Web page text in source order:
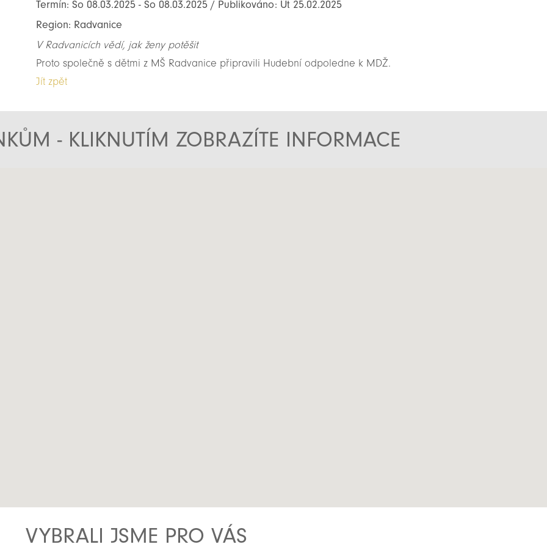
Termín: So 08.03.2025 - So 08.03.2025 / Publikováno: Út 25.02.2025
Region: Radvanice
V Radvanicích vědí, jak ženy potěšit
Proto společně s dětmi z MŠ Radvanice připravili Hudební odpoledne k MDŽ.
Jít zpět
- KLIKNUTÍM ZOBRAZÍTE INFORMACE
VYBRALI JSME PRO VÁS